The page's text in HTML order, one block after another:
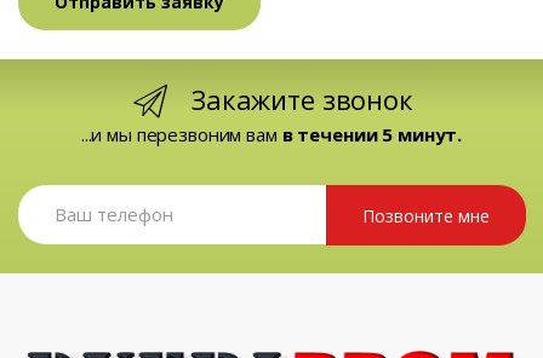
Закажите звонок
...и мы перезвоним вам в течении 5 минут.
Позвоните мне